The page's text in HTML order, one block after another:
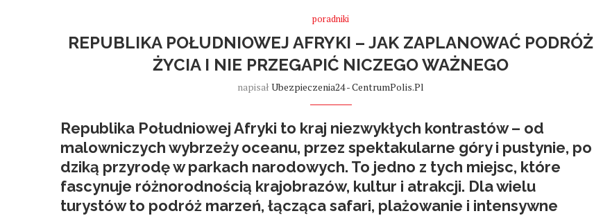
poradniki
REPUBLIKA POŁUDNIOWEJ AFRYKI – JAK ZAPLANOWAĆ PODRÓŻ
ŻYCIA I NIE PRZEGAPIĆ NICZEGO WAŻNEGO
napisałUbezpieczenia24 - CentrumPolis.pl
Republika Południowej Afryki to kraj niezwykłych kontrastów – od
malowniczych wybrzeży oceanu, przez spektakularne góry i pustynie, po
dziką przyrodę w parkach narodowych. To jedno z tych miejsc, które
fascynuje różnorodnością krajobrazów, kultur i atrakcji. Dla wielu
turystów to podróż marzeń, łącząca safari, plażowanie i intensywne